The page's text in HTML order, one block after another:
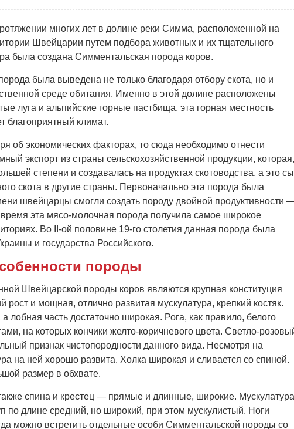
многих лет в долине реки Симма, расположенной на
Швейцарии путем подбора животных и их тщательного
была создана Симментальская порода коров.
была выведена не только благодаря отбору скота, но и
среде обитания. Именно в этой долине расположены
луга и альпийские горные пастбища, эта горная местность
благоприятный климат.
об экономических факторах, то сюда необходимо отнести
экспорт из страны сельскохозяйственной продукции, которая,
степени и создавалась на продуктах скотоводства, а это
скота в другие страны. Первоначально эта порода была
швейцарцы смогли создать породу двойной продуктивности
эта мясо-молочная порода получила самое широкое
Во II-ой половине 19-го столетия данная порода была
и государства Российского.
породы
Швейцарской породы коров являются крупная конституция
рост и мощная, отлично развитая мускулатура, крепкий костяк.
лобная часть достаточно широкая. Рога, как правило, белого
на которых кончики желто-коричневого цвета. Светло-
признак чистопородности данного вида. Несмотря на
на ней хорошо развита. Холка широкая и сливается со спиной.
размер в обхвате.
спина и крестец — прямые и длинные, широкие. Мускулатура
по длине средний, но широкий, при этом мускулистый. Ноги
можно встретить отдельные особи Симментальской породы со